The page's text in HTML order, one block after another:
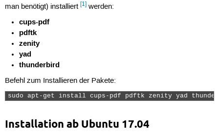
man benötigt) installiert [1]werden:
cups-pdf
pdftk
zenity
yad
thunderbird
Befehl zum Installieren der Pakete:
sudo apt-get install cups-pdf pdftk zenity yad
Installation ab Ubuntu 17.04